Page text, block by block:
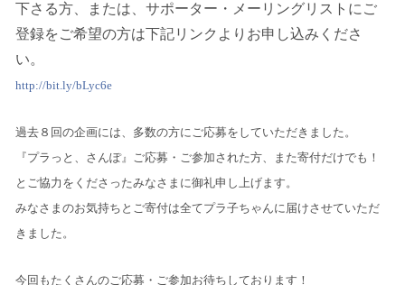
下さる方、または、サポーター・メーリングリストにご
登録をご希望の方は下記リンクよりお申し込みくださ
い。
http://bit.ly/bLyc6e
過去８回の企画には、多数の方にご応募をしていただきました。
『プラっと、さんぽ』ご応募・ご参加された方、また寄付だけでも！
とご協力をくださったみなさまに御礼申し上げます。
みなさまのお気持ちとご寄付は全てプラ子ちゃんに届けさせていただ
きました。
今回もたくさんのご応募・ご参加お待ちしております！